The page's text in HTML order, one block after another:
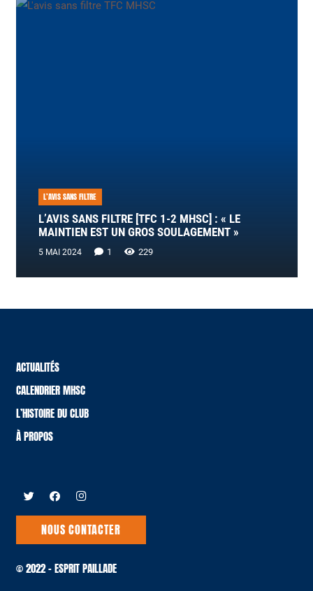
L’AVIS SANS FILTRE
L’AVIS SANS FILTRE [TFC 1-2 MHSC] : « LE
MAINTIEN EST UN GROS SOULAGEMENT »
5 MAI 2024 1 Commentaire
229
ACTUALITÉS
CALENDRIER MHSC
L’HISTOIRE DU CLUB
À PROPOS
NOUS CONTACTER
© 2022 – ESPRIT PAILLADE